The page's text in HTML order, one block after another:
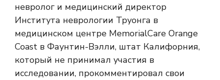
невролог и медицинский директор
Института неврологии Труонга в
медицинском центре MemorialCare Orange
Coast в Фаунтин-Вэлли, штат Калифорния,
который не принимал участия в
исследовании, прокомментировал свои